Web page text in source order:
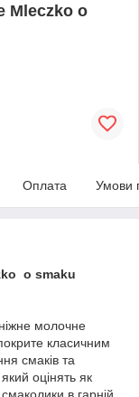
Mleczko o
Оплата Умови
o smaku
молочне
класичним
смаків та
оцінять як
в гарній